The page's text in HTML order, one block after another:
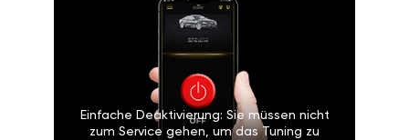
Einfache Deaktivierung: Sie müssen nicht
zum Service gehen, um das Tuning zu